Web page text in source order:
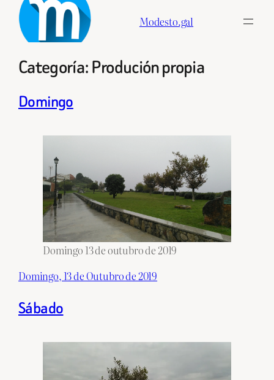
content
Modesto.gal
Categoría:Produción propia
Domingo
Domingo 13 de outubro de 2019
Domingo, 13 de Outubro de 2019
Sábado